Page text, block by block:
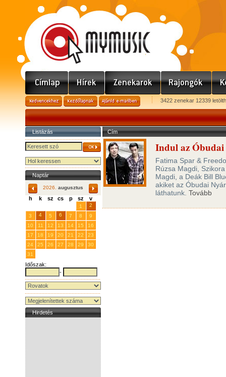
3422 zenekar 12339
Listázás
Naptár
2026. augusztus
h k sz cs p sz v
1
2
3
4 5 6 7 8
9
10
11 12 13 14 15
16
17
18 19 20 21 22
23
24
25 26 27 28 29
30
31
Időszak:
-
Hirdetés
Cím
Indul az
Fatima Spar &
Rúzsa Magdi,
Magdi, a Deák Bill
akiket az Óbudai
láthatunk. Tovább